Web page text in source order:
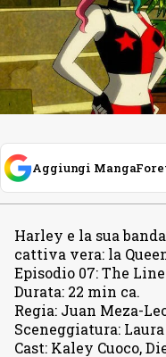
Aggiungi
Harley e la sua
cattiva vera: la
Episodio 07:The Line
Durata: 22 min ca.
Regia: Juan Meza-
Sceneggiatura:
Cast: Kaley Cuoco,